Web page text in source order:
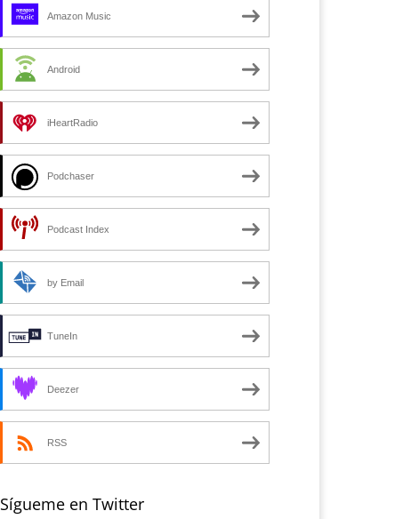
Amazon Music
Android
iHeartRadio
Podchaser
Podcast Index
by Email
TuneIn
Deezer
RSS
Sígueme en Twitter